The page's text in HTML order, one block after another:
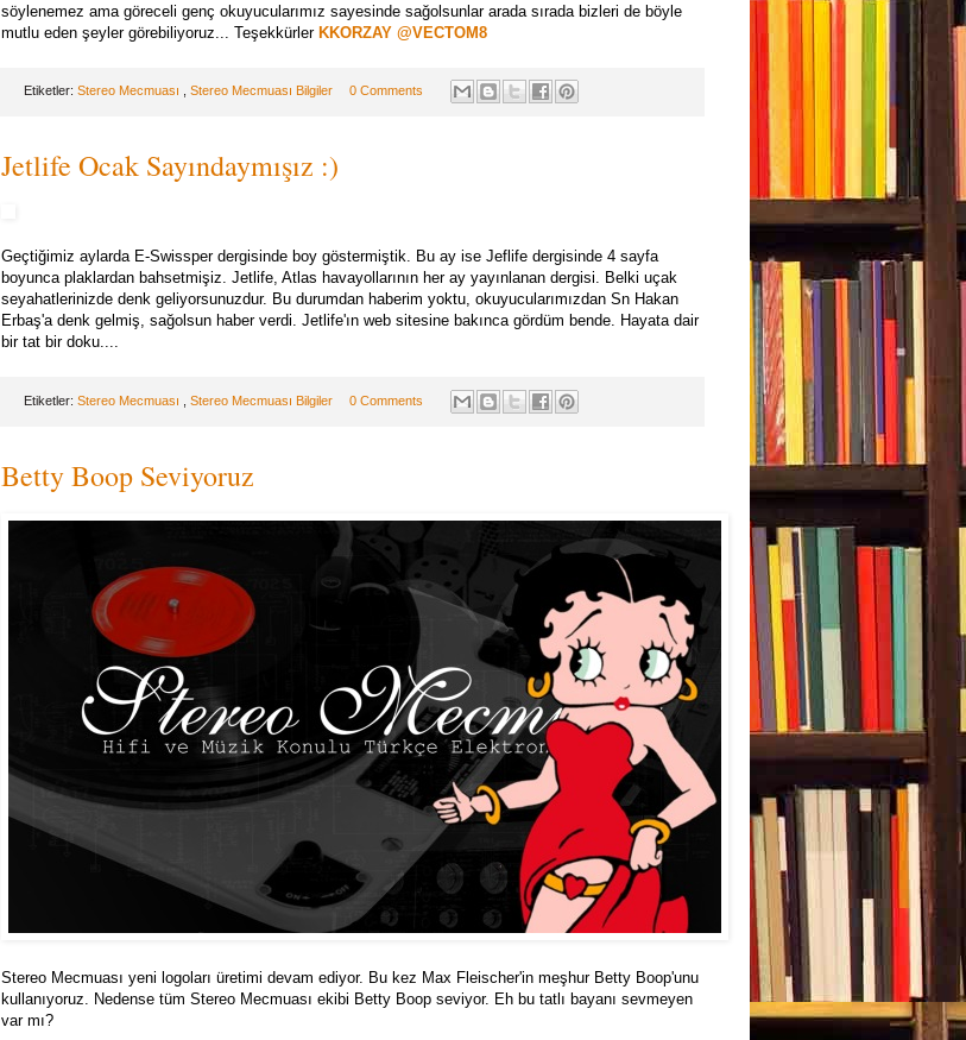
söylenemez ama göreceli genç okuyucularımız sayesinde sağolsunlar arada sırada bizleri de böyle
mutlu eden şeyler görebiliyoruz... Teşekkürler KKORZAY @VECTOM8
Etiketler: Stereo Mecmuası Stereo Mecmuası Bilgiler 0 Comments
Jetlife Ocak Sayındaymışız :)
Geçtiğimiz aylarda E-Swissper dergisinde boy göstermiştik. Bu ay ise Jeflife dergisinde 4 sayfa
boyunca plaklardan bahsetmişiz. Jetlife, Atlas havayollarının her ay yayınlanan dergisi. Belki uçak
seyahatlerinizde denk geliyorsunuzdur. Bu durumdan haberim yoktu, okuyucularımızdan Sn Hakan
Erbaş'a denk gelmiş, sağolsun haber verdi. Jetlife'ın web sitesine bakınca gördüm bende. Hayata dair
bir tat bir doku....
Etiketler: Stereo Mecmuası Stereo Mecmuası Bilgiler 0 Comments
Betty Boop Seviyoruz
Stereo Mecmuası yeni logoları üretimi devam ediyor. Bu kez Max Fleischer'in meşhur Betty Boop'unu
kullanıyoruz. Nedense tüm Stereo Mecmuası ekibi Betty Boop seviyor. Eh bu tatlı bayanı sevmeyen
var mı?